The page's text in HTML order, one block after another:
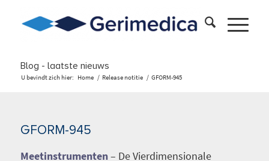
Blog - laatste nieuws
U bevindt zich hier: Home / Release notitie / GFORM-945
GFORM-945
Meetinstrumenten– De Vierdimensionale